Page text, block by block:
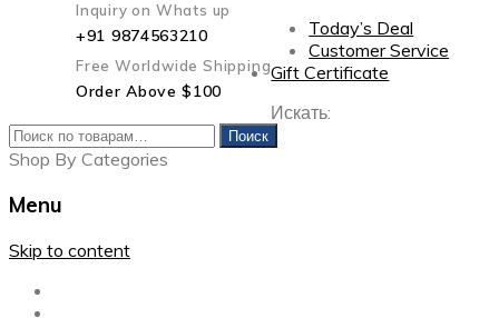
Inquiry on Whats up
+91 9874563210
Free Worldwide Shipping
Order Above $100
Today’s Deal
Customer Service
Gift Certificate
Искать:
Поиск
Shop By Categories
Menu
Skip to content